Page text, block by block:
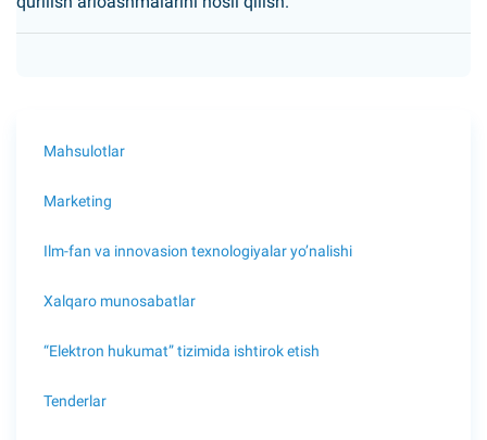
Mahsulotlar
Marketing
Ilm-fan va innovasion texnologiyalar yo’nalishi
Xalqaro munosabatlar
“Elektron hukumat” tizimida ishtirok etish
Tenderlar